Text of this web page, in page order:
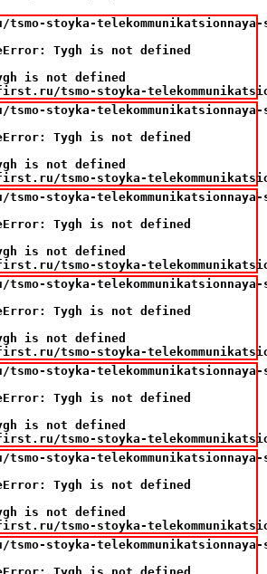
stoyka-telekommunikatsionnaya-
Tygh is not defined
is not defined
tsmo-stoyka-
stoyka-telekommunikatsionnaya-
Tygh is not defined
is not defined
tsmo-stoyka-
stoyka-telekommunikatsionnaya-
Tygh is not defined
is not defined
tsmo-stoyka-
stoyka-telekommunikatsionnaya-
Tygh is not defined
is not defined
tsmo-stoyka-
stoyka-telekommunikatsionnaya-
Tygh is not defined
is not defined
tsmo-stoyka-
stoyka-telekommunikatsionnaya-
Tygh is not defined
is not defined
tsmo-stoyka-
stoyka-telekommunikatsionnaya-